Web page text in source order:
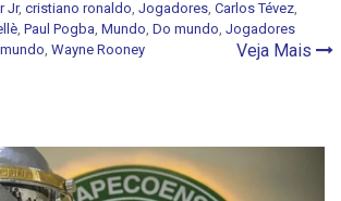
Jr, cristiano ronaldo Jogadores Carlos Tévez
Paul Pogba Mundo Do mundo Jogadores
Wayne Rooney Veja Mais